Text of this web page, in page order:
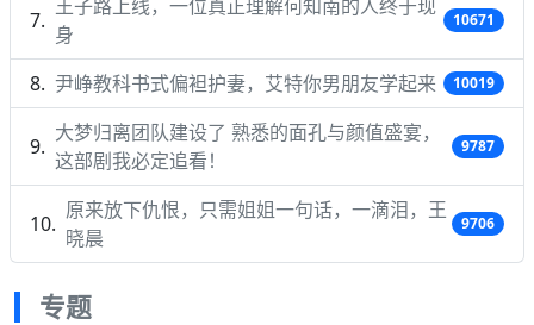
王子路上线，一位真正理解何知南的人终于现
身
10671
尹峥教科书式偏袒护妻，艾特你男朋友学起来 10019
大梦归离团队建设了 熟悉的面孔与颜值盛宴，
这部剧我必定追看！
9787
原来放下仇恨，只需姐姐一句话，一滴泪，王
晓晨
9706
专题